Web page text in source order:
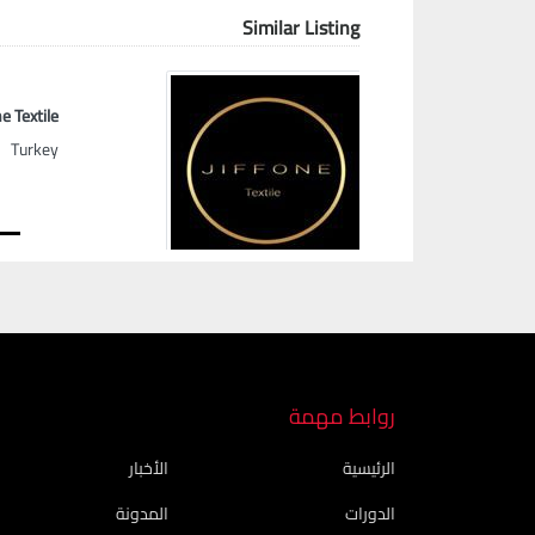
Similar Listing
Textile
Turkey
Next
روابط مهمة
الرئيسية
الدورات
الأخبار
المدونة